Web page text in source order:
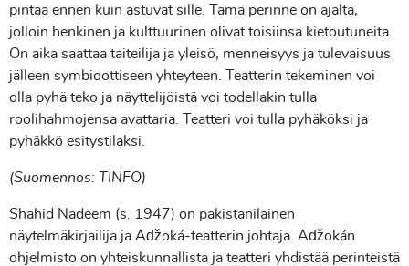
pintaa ennen kuin astuvat sille. Tämä perinne on ajalta,
jolloin henkinen ja kulttuurinen olivat toisiinsa kietoutuneita.
On aika saattaa taiteilija ja yleisö, menneisyys ja tulevaisuus
jälleen symbioottiseen yhteyteen. Teatterin tekeminen voi
olla pyhä teko ja näyttelijöistä voi todellakin tulla
roolihahmojensa avattaria. Teatteri voi tulla pyhäköksi ja
pyhäkkö esitystilaksi.
(Suomennos: TINFO)
Shahid Nadeem (s. 1947) on pakistanilainen
näytelmäkirjailija ja Aǆoká-teatterin johtaja. Aǆokán
ohjelmisto on yhteiskunnallista ja teatteri yhdistää perinteistä